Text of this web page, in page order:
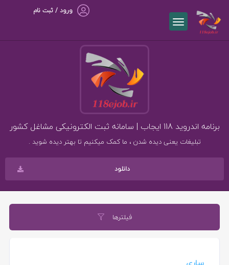
ورود / ثبت نام
برنامه اندروید 118 ایجاب | سامانه ثبت الکترونیکی مشاغل کشور
تبلیغات یعنی دیده شدن ، ما کمک میکنیم تا بهتر دیده شوید .
دانلود
فیلترها